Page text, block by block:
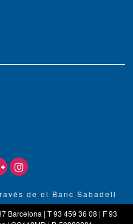
de el Banc Sabadell
Barcelona | T 93 459 36 08 | F 93